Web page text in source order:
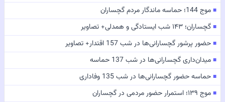
■ موج 144؛ حماسه ماندگار مردم گچساران
■ گچساران؛ ۱۴۳ شب ایستادگی و همدلی+ تصاویر
■ حضور پرشور گچسارانی‌ها در شب 157 اقتدار+ تصاویر
■ میدان‌داری گچسارانی‌ها در شب 137 حماسه
■ حماسه حضور گچسارانی‌ها در شب 135 وفاداری
■ موج ۱۳۹؛ استمرار حضور مردمی در گچساران